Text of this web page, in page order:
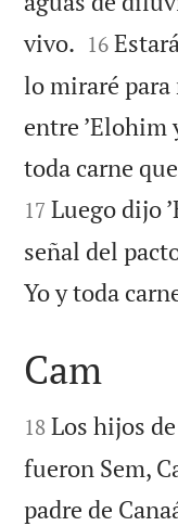
vivo. 

16
lo miraré para
entre ’Elohim
toda carne
17 Luego dijo
señal del
Yo y toda

Cam

18 Los hijos
fueron Sem,
padre de